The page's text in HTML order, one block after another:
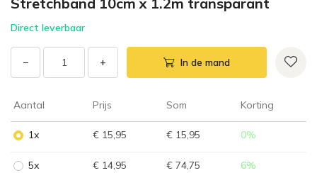
Direct leverbaar
− + In de mand
Aantal Prijs Som Korting
1x € 15,95 € 15,95 0%
5x € 14,95 € 74,75 6%